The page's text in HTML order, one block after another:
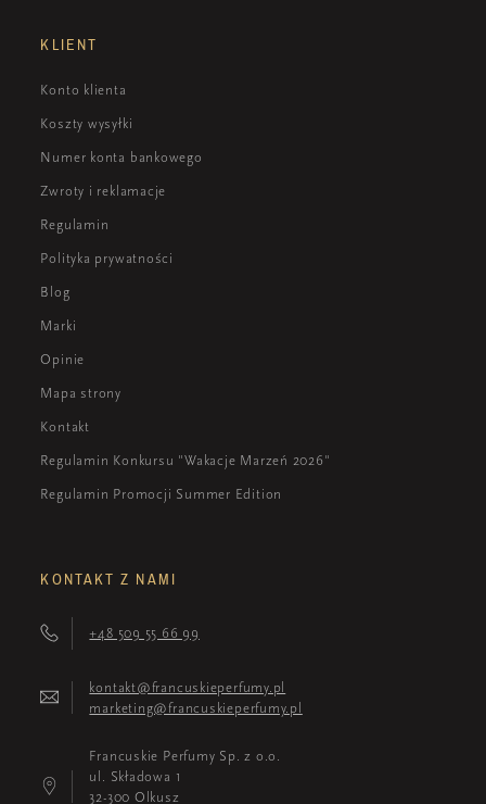
KLIENT
Konto klienta
Koszty wysyłki
Numer konta bankowego
Zwroty i reklamacje
Regulamin
Polityka prywatności
Blog
Marki
Opinie
Mapa strony
Kontakt
Regulamin Konkursu "Wakacje Marzeń 2026"
Regulamin Promocji Summer Edition
KONTAKT Z NAMI
+48 509 55 66 99
kontakt@francuskieperfumy.pl
marketing@francuskieperfumy.pl
Francuskie Perfumy Sp. z o.o.
ul. Składowa 1
32-300 Olkusz